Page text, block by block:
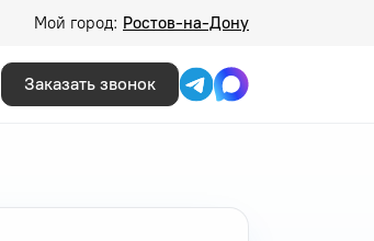
Мой город: Ростов-на-Дону
Заказать звонок